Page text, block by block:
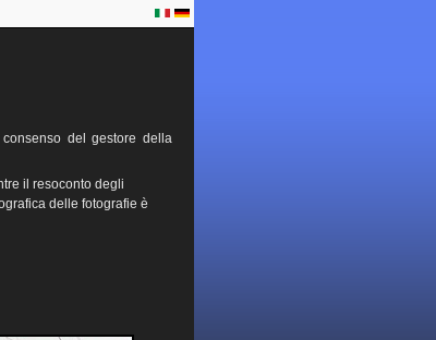
del gestore della
il resoconto degli
delle fotografie è